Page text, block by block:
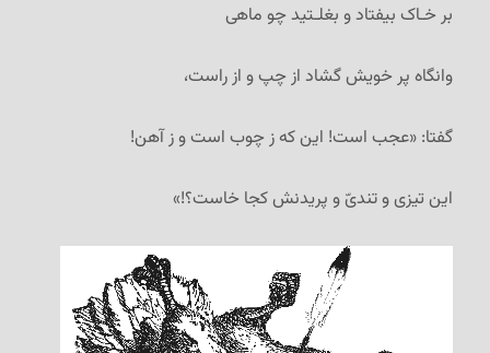
بر خـاک بیفتاد و بغلـتید چو ماهی
وانگاه پر خویش گشاد از چپ و از راست،
گفتا: «عجب است! این که ز چوب است و ز آهن!
این تیزی و تندیّ و پریدنش کجا خاست؟!»